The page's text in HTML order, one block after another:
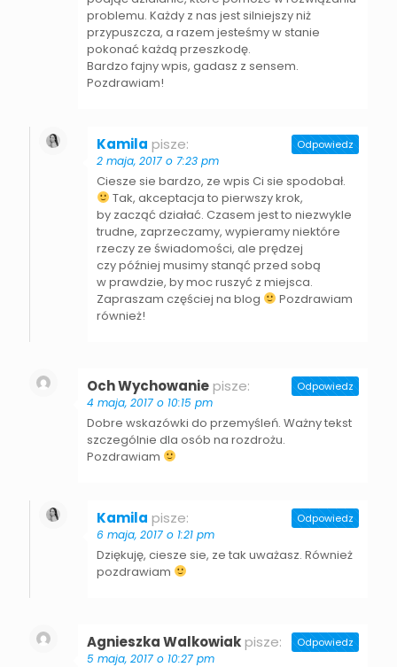
problemu. Każdy z nas jest silniejszy niż
przypuszcza, a razem jesteśmy w stanie
pokonać każdą przeszkodę.
Bardzo fajny wpis, gadasz z sensem.
Pozdrawiam!
Kamila pisze:
2 maja, 2017 o 7:23 pm
Ciesze sie bardzo, ze wpis Ci sie spodobał.
Tak, akceptacja to pierwszy krok,
by zacząć działać. Czasem jest to niezwykle
trudne, zaprzeczamy, wypieramy niektóre
rzeczy ze świadomości, ale prędzej
czy później musimy stanąć przed sobą
w prawdzie, by moc ruszyć z miejsca.
Zapraszam częściej na blog
Pozdrawiam
również!
Odpowiedz
Och Wychowaniepisze:
4 maja, 2017 o 10:15 pm
Dobre wskazówki do przemyśleń. Ważny tekst
szczególnie dla osób na rozdrożu.
Pozdrawiam
Odpowiedz
Kamila pisze:
6 maja, 2017 o 1:21 pm
Dziękuję, ciesze sie, ze tak uważasz. Również
pozdrawiam
Odpowiedz
Agnieszka Walkowiakpisze:
5 maja, 2017 o 10:27 pm
Odpowiedz